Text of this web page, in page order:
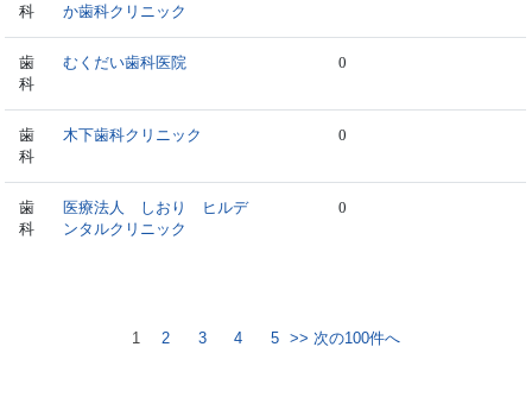
科
か歯科クリニック
歯
科
むくだい歯科医院 0
歯
科
木下歯科クリニック 0
歯
科
医療法人 しおり ヒルデ
ンタルクリニック
0
1 2 3 4 5 >> 次の100件へ